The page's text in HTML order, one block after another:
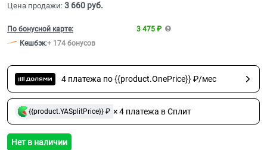
Цена продажи: 3 660 руб.
По бонусной карте:
3 475 ₽
Кешбэк:+ 174 бонусов
4 платежа по {{product.OnePrice}} ₽/мес
{{product.YASplitPrice}} ₽ × 4 платежа в Сплит
Нет в наличии